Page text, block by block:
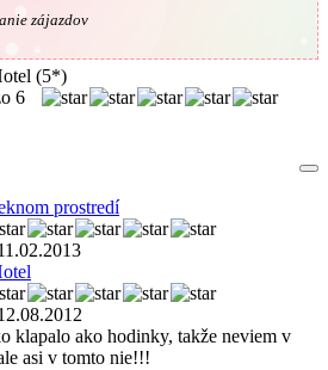
zájazdov
(5*)
6
prostredí
klapalo ako hodinky, takže neviem v
asi v tomto nie!!!